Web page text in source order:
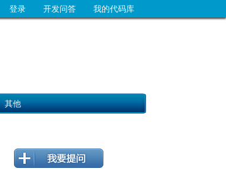
我的代码库
开发问答
登录
其他